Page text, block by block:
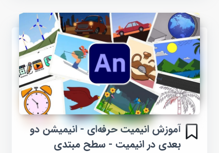
آموزش انیمیت حرفه‌ای - انیمیشن دو
بعدی در انیمیت - سطح مبتدی